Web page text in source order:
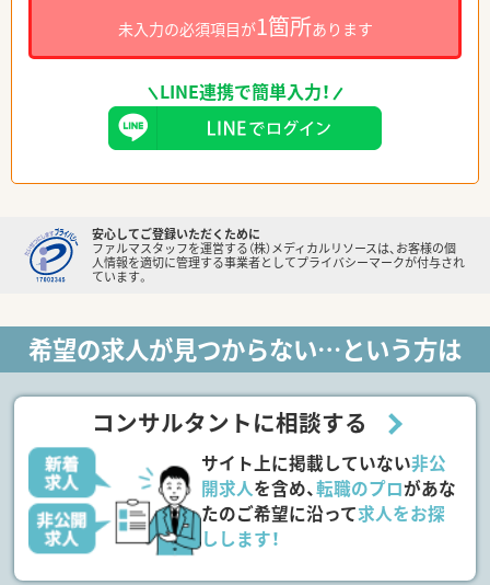
未入力の必須項目が1箇所あります
LINE連携で簡単入力！
安心してご登録いただくために
ファルマスタッフを運営する（株）メディカルリソースは、お客様の個
人情報を適切に管理する事業者としてプライバシーマークが付与され
ています。
希望の求人が見つからない…という方は
コンサルタントに相談する
サイト上に掲載していない非公
開求人を含め、転職のプロがあな
たのご希望に沿って求人をお探
しします！